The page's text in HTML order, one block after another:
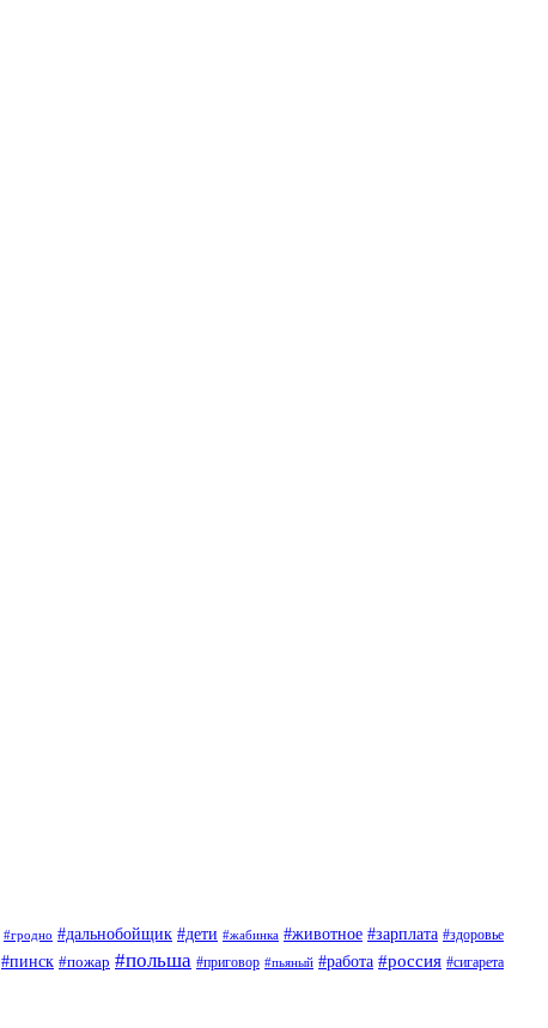
#гродно #дальнобойщик #дети #жабинка #животное #зарплата #здоровье
#пинск #пожар #польша #приговор #пьяный #работа #россия #сигарета